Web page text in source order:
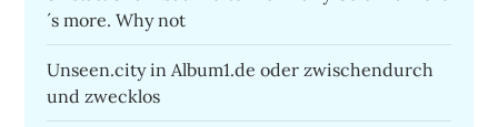
´s more. Why not
Unseen.city in Album1.de oder zwischendurch
und zwecklos